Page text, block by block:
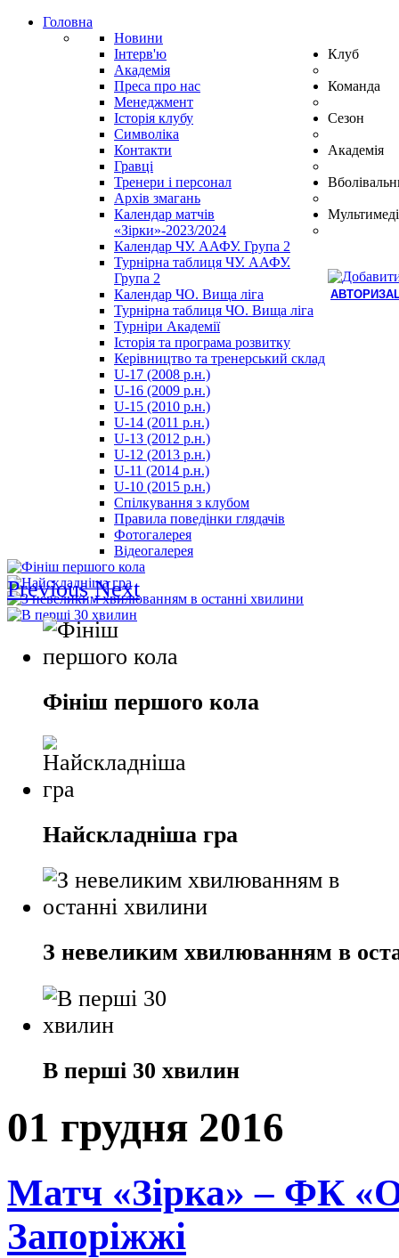
Головна
Новини
Інтерв'ю
Академія
Преса про нас
Клуб
Менеджмент
Історія клубу
Символіка
Контакти
Команда
Гравці
Тренери і персонал
Архів змагань
Сезон
Календар матчів
«Зірки»-2023/2024
Календар ЧУ. ААФУ. Група 2
Турнірна таблиця ЧУ. ААФУ.
Група 2
Календар ЧО. Вища ліга
Турнірна таблиця ЧО. Вища ліга
Академія
Турніри Академії
Історія та програма розвитку
Керівництво та тренерський склад
U-17 (2008 р.н.)
U-16 (2009 р.н.)
U-15 (2010 р.н.)
U-14 (2011 р.н.)
U-13 (2012 р.н.)
U-12 (2013 р.н.)
U-11 (2014 р.н.)
U-10 (2015 р.н.)
Спілкування з клубом
Правила поведінки глядачів
Фотогалерея
Відеогалерея
Previous Next
Фініш першого кола
Найскладніша гра
З невеликим хвилюванням в
В перші 30 хвилин
01 грудня 2016
Матч «Зірка» – ФК
Запоріжжі